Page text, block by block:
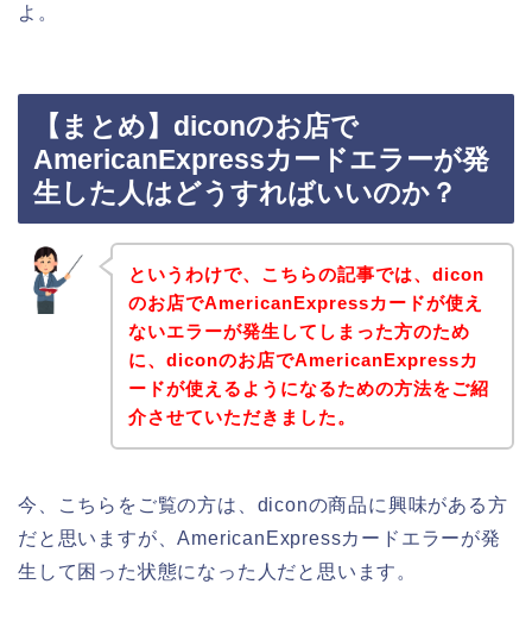
よ。
【まとめ】diconのお店で
AmericanExpressカードエラーが発
生した人はどうすればいいのか？
というわけで、こちらの記事では、dicon
のお店でAmericanExpressカードが使え
ないエラーが発生してしまった方のため
に、diconのお店でAmericanExpressカ
ードが使えるようになるための方法をご紹
介させていただきました。
今、こちらをご覧の方は、diconの商品に興味がある方
だと思いますが、AmericanExpressカードエラーが発
生して困った状態になった人だと思います。